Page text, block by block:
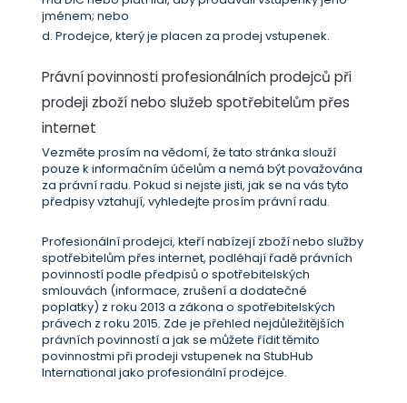
jménem; nebo
d. Prodejce, který je placen za prodej vstupenek.
Právní povinnosti profesionálních prodejců při
prodeji zboží nebo služeb spotřebitelům přes
internet
Vezměte prosím na vědomí, že tato stránka slouží
pouze k informačním účelům a nemá být považována
za právní radu. Pokud si nejste jisti, jak se na vás tyto
předpisy vztahují, vyhledejte prosím právní radu.
Profesionální prodejci, kteří nabízejí zboží nebo služby
spotřebitelům přes internet, podléhají řadě právních
povinností podle předpisů o spotřebitelských
smlouvách (informace, zrušení a dodatečné
poplatky) z roku 2013 a zákona o spotřebitelských
právech z roku 2015. Zde je přehled nejdůležitějších
právních povinností a jak se můžete řídit těmito
povinnostmi při prodeji vstupenek na StubHub
International jako profesionální prodejce.